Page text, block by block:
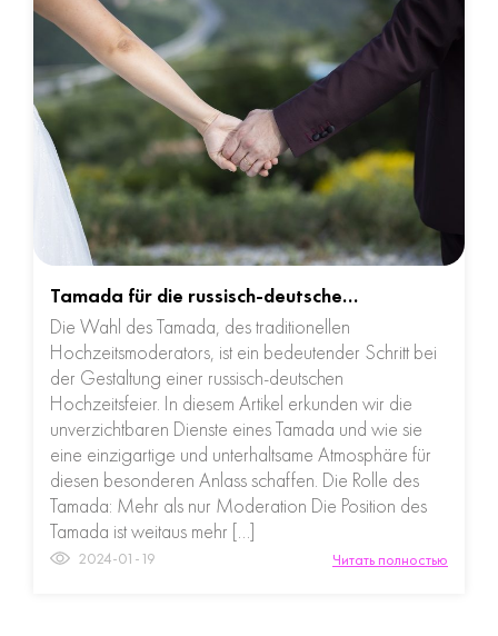
Tamada für die russisch-deutsche…
Die Wahl des Tamada, des traditionellen
Hochzeitsmoderators, ist ein bedeutender Schritt bei
der Gestaltung einer russisch-deutschen
Hochzeitsfeier. In diesem Artikel erkunden wir die
unverzichtbaren Dienste eines Tamada und wie sie
eine einzigartige und unterhaltsame Atmosphäre für
diesen besonderen Anlass schaffen. Die Rolle des
Tamada: Mehr als nur Moderation Die Position des
Tamada ist weitaus mehr […]
2024-01-19 Читать полностью